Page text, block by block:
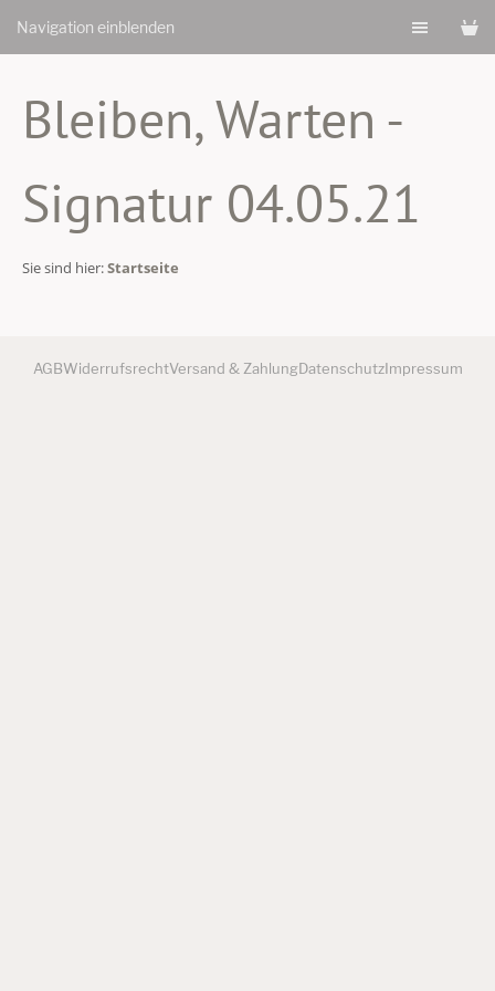
Navigation einblenden
Bleiben, Warten -
Signatur 04.05.21
Sie sind hier:Startseite
AGBWiderrufsrechtVersand & ZahlungDatenschutzImpressum